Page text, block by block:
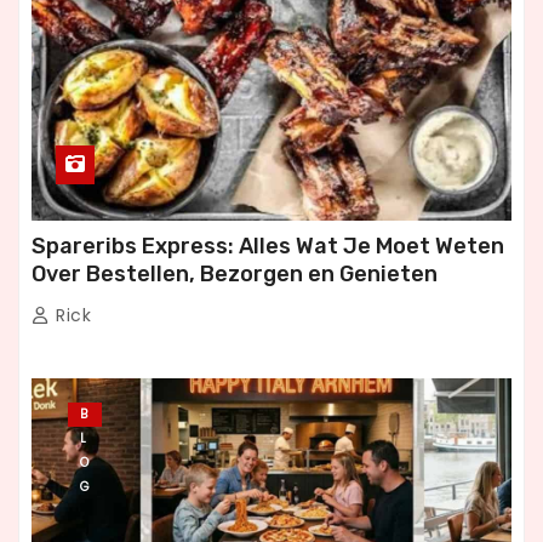
Spareribs Express: Alles Wat Je Moet Weten
Over Bestellen, Bezorgen en Genieten
Rick
B
L
O
G